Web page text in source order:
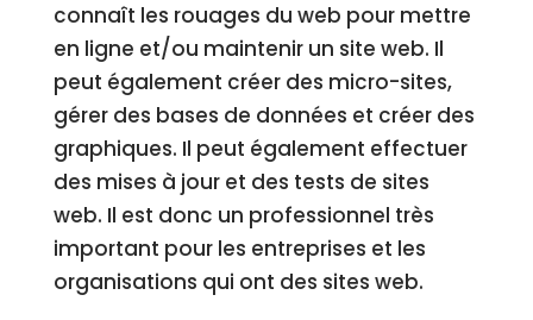
connaît les rouages du web pour mettre
en ligne et/ou maintenir un site web. Il
peut également créer des micro-sites,
gérer des bases de données et créer des
graphiques. Il peut également effectuer
des mises à jour et des tests de sites
web. Il est donc un professionnel très
important pour les entreprises et les
organisations qui ont des sites web.